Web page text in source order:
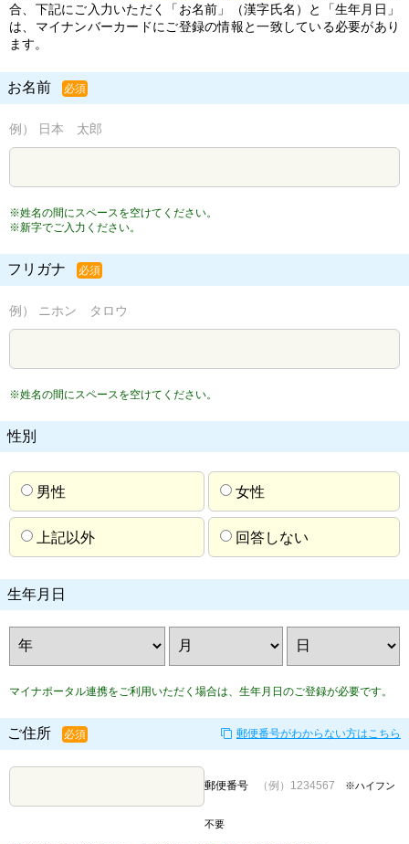
合、下記にご入力いただく「お名前」（漢字氏名）と「生年月日」
は、マイナンバーカードにご登録の情報と一致している必要があり
ます。
お名前 必須
例） 日本 太郎
※姓名の間にスペースを空けてください。
※新字でご入力ください。
フリガナ 必須
例） ニホン タロウ
※姓名の間にスペースを空けてください。
性別
男性 女性
上記以外 回答しない
生年月日
マイナポータル連携をご利用いただく場合は、生年月日のご登録が必要です。
ご住所 必須 郵便番号がわからない方はこちら
郵便番号 （例）1234567 ※ハイフン
不要